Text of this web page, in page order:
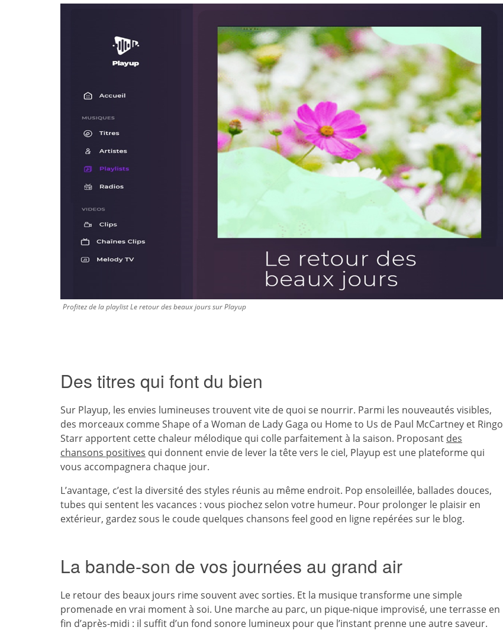
Profitez de la playlist Le retour des beaux jours sur Playup
Des titres qui font du bien
Sur Playup, les envies lumineuses trouvent vite de quoi se nourrir. Parmi les nouveautés visibles,
des morceaux comme Shape of a Woman de Lady Gaga ou Home to Us de Paul McCartney et Ringo
Starr apportent cette chaleur mélodique qui colle parfaitement à la saison. Proposant des
chansons positives qui donnent envie de lever la tête vers le ciel, Playup est une plateforme qui
vous accompagnera chaque jour.
L’avantage, c’est la diversité des styles réunis au même endroit. Pop ensoleillée, ballades douces,
tubes qui sentent les vacances : vous piochez selon votre humeur. Pour prolonger le plaisir en
extérieur, gardez sous le coude quelques chansons feel good en ligne repérées sur le blog.
La bande-son de vos journées au grand air
Le retour des beaux jours rime souvent avec sorties. Et la musique transforme une simple
promenade en vrai moment à soi. Une marche au parc, un pique-nique improvisé, une terrasse en
fin d’après-midi : il suffit d’un fond sonore lumineux pour que l’instant prenne une autre saveur.